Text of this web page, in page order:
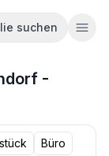
suchen
-
Büro